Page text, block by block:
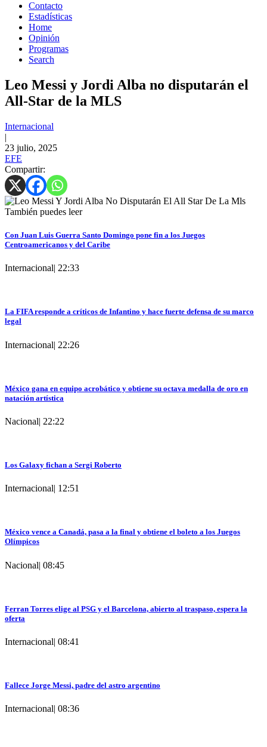
Contacto
Estadísticas
Home
Opinión
Programas
Search
Leo Messi y Jordi Alba no disputarán el
All-Star de la MLS
Internacional
|
23 julio, 2025
EFE
Compartir:
También puedes leer
Con Juan Luis Guerra Santo Domingo pone fin a los Juegos
Centroamericanos y del Caribe
Internacional| 22:33
La FIFA responde a críticos de Infantino y hace fuerte defensa de su marco
legal
Internacional| 22:26
México gana en equipo acrobático y obtiene su octava medalla de oro en
natación artística
Nacional| 22:22
Los Galaxy fichan a Sergi Roberto
Internacional| 12:51
México vence a Canadá, pasa a la final y obtiene el boleto a los Juegos
Olímpicos
Nacional| 08:45
Ferran Torres elige al PSG y el Barcelona, abierto al traspaso, espera la
oferta
Internacional| 08:41
Fallece Jorge Messi, padre del astro argentino
Internacional| 08:36